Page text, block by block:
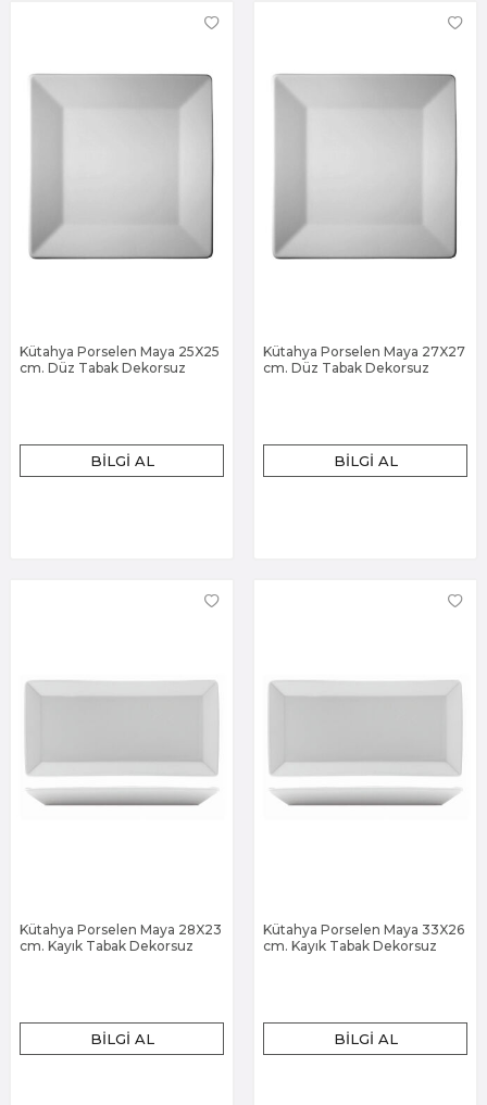
Kütahya Porselen Maya 25X25
cm. Düz Tabak Dekorsuz
BILGI AL
Kütahya Porselen Maya 27X27
cm. Düz Tabak Dekorsuz
BILGI AL
Kütahya Porselen Maya 28X23
cm. Kayık Tabak Dekorsuz
BILGI AL
Kütahya Porselen Maya 33X26
cm. Kayık Tabak Dekorsuz
BILGI AL